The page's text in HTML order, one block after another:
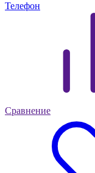
Телефон
Сравнение